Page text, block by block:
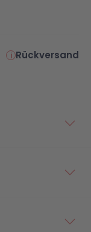
Rückversand